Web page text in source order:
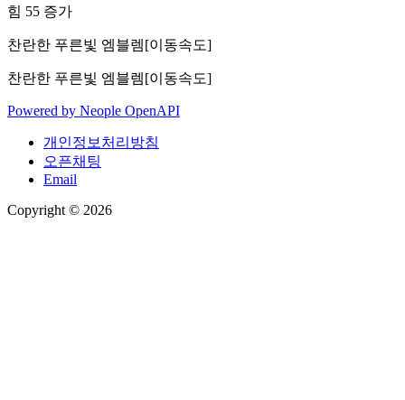
힘 55 증가
찬란한 푸른빛 엠블렘[이동속도]
찬란한 푸른빛 엠블렘[이동속도]
Powered by Neople OpenAPI
개인정보처리방침
오픈채팅
Email
Copyright © 2026